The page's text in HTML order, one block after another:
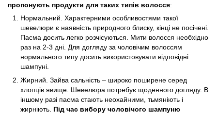
пропонують продукти для таких типів волосся:
Нормальний. Характерними особливостями такої
шевелюри є наявність природного блиску, кінці не посічені.
Пасма досить легко розчісуються. Мити волосся необхідно
раз на 2-3 дні. Для догляду за чоловічим волоссям
нормального типу досить використовувати відповідні
шампуні.
Жирний. Зайва сальність – широко поширене серед
хлопців явище. Шевелюра потребує щоденного догляду. В
іншому разі пасма стають неохайними, тьмяніють і
жирніють. Під час вибору чоловічого шампуню